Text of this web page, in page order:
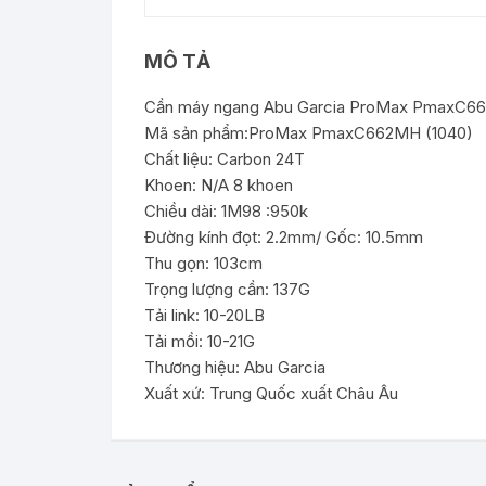
MÔ TẢ
Cần máy ngang Abu Garcia ProMax
Mã sản phẩm:ProMax PmaxC662MH (1040)
Chất liệu: Carbon 24T
Khoen: N/A 8 khoen
Chiều dài: 1M98 :950k
Đường kính đọt: 2.2mm/ Gốc: 10.5mm
Thu gọn: 103cm
Trọng lượng cần: 137G
Tải link: 10-20LB
Tải mồi: 10-21G
Thương hiệu: Abu Garcia
Xuất xứ: Trung Quốc xuất Châu Âu